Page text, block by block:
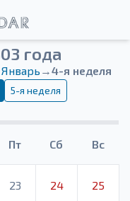
года
Январь →4-я неделя
5-я неделя
Пт Сб Вс
23 24 25